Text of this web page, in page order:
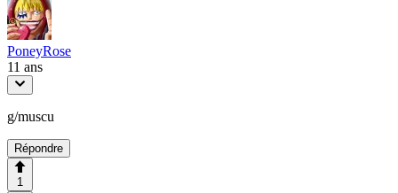
PoneyRose
11 ans
g/muscu
Répondre
1